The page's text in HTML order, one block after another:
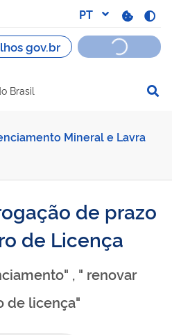
Brasil
de
Mineral e Lavra
de prazo
de Licença
, " renovar
de licença"